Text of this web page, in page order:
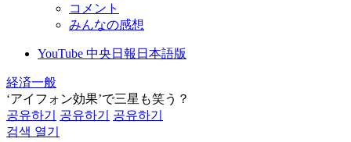
コメント
みんなの感想
YouTube 中央日報日本語版
経済一般
‘アイフォン効果’で三星も笑う？
공유하기
공유하기
공유하기
검색 열기